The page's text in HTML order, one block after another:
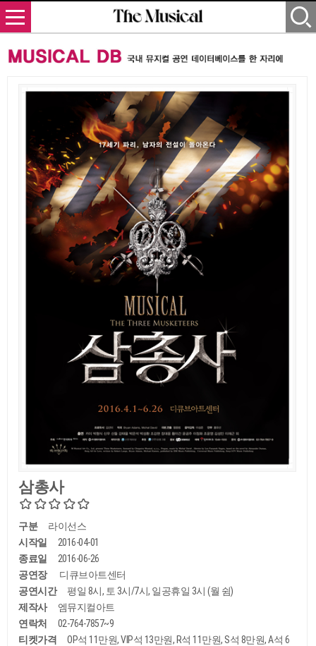
삼총사
구분
라이선스
시작일
2016-04-01
종료일
2016-06-26
공연장
디큐브아트센터
공연시간
평일 8시, 토 3시/7시, 일공휴일 3시 (월 쉼)
제작사
엠뮤지컬아트
연락처
02-764-7857~9
티켓가격
OP석 11만원, VIP석 13만원, R석 11만원, S석 8만원, A석 6